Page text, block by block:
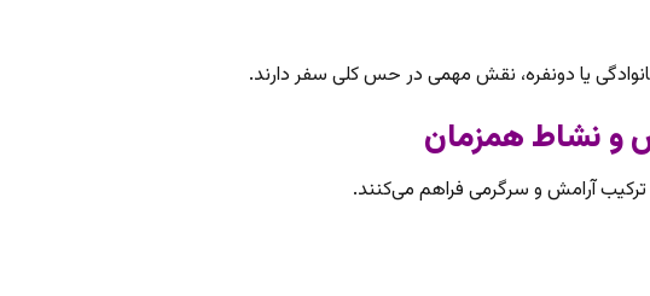
یا دونفره، نقش مهمی در حس کلی سفر دارند.
آرامش و سرگرمی فراهم می‌کنند.